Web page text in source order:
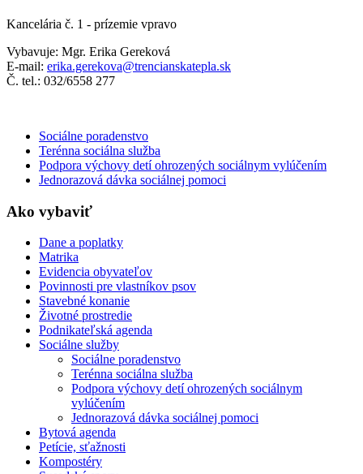
Kancelária č. 1 - prízemie vpravo
Vybavuje: Mgr. Erika Gereková
E-mail: erika.gerekova@trencianskatepla.sk
Č. tel.: 032/6558 277
Sociálne poradenstvo
Terénna sociálna služba
Podpora výchovy detí ohrozených sociálnym vylúčením
Jednorazová dávka sociálnej pomoci
Ako vybaviť
Dane a poplatky
Matrika
Evidencia obyvateľov
Povinnosti pre vlastníkov psov
Stavebné konanie
Životné prostredie
Podnikateľská agenda
Sociálne služby
Sociálne poradenstvo
Terénna sociálna služba
Podpora výchovy detí ohrozených sociálnym
vylúčením
Jednorazová dávka sociálnej pomoci
Bytová agenda
Petície, sťažnosti
Kompostéry